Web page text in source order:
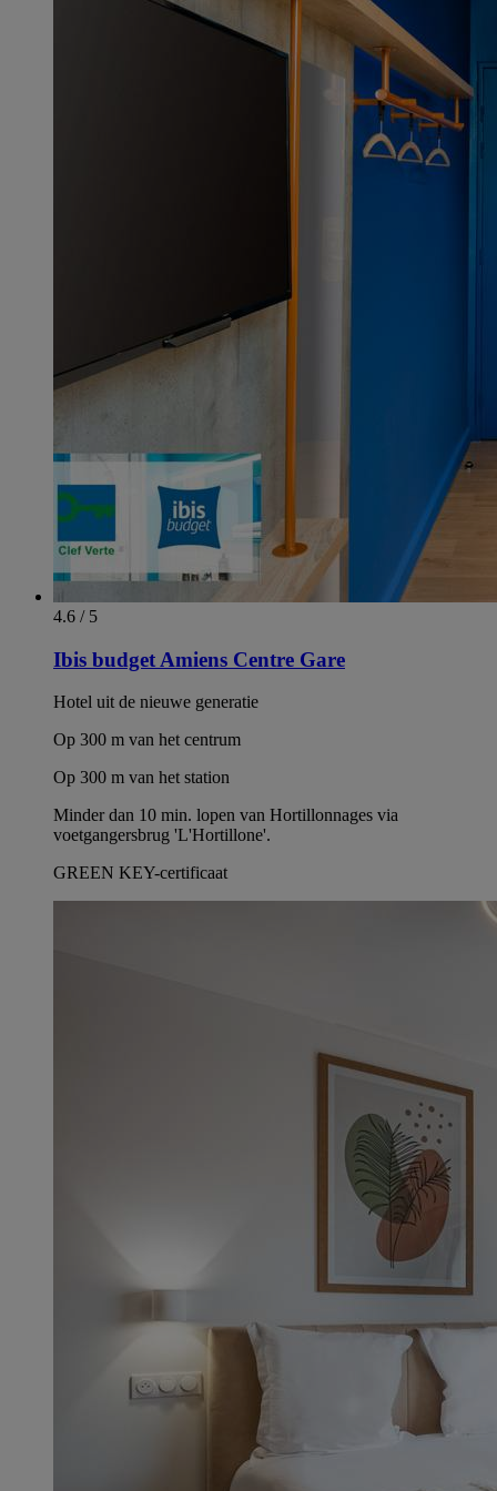
4.6 / 5
Ibis budget Amiens Centre Gare
Hotel uit de nieuwe generatie
Op 300 m van het centrum
Op 300 m van het station
Minder dan 10 min. lopen van Hortillonnages via
voetgangersbrug 'L'Hortillone'.
GREEN KEY-certificaat